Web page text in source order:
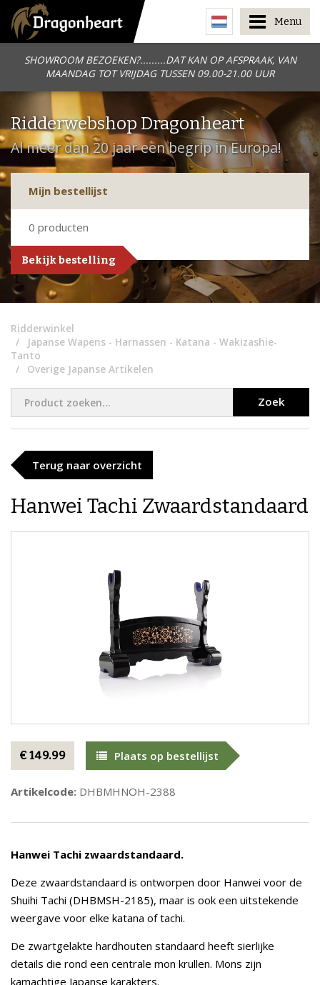
SHOWROOM BEZOEKEN?.........DAT KAN OP AFSPRAAK, VAN
MAANDAG TOT VRIJDAG TUSSEN 09.00-21.00 UUR
Menu
Ridderwebshop Dragonheart
Al meer dan 20 jaar een begrip in Europa!
Mijn bestellijst
0 producten
Bekijk bestelling
Ridderwinkel
Japanse Wapens - Harnassen - Katana - Wakizashie-
Tanto
Overige Japanse Artikelen
Zoek
Terug naar overzicht
Hanwei ​Tachi Zwaardstandaard
€ 149.99 Plaats op bestellijst
Artikelcode: DHBMHNOH-2388
Hanwei Tachi zwaardstandaard.
Deze zwaardstandaard is ontworpen door Hanwei voor de
Shuihi Tachi (DHBMSH-2185), maar is ook een uitstekende
weergave voor elke katana of tachi.
De zwartgelakte hardhouten standaard heeft sierlijke
details die rond een centrale mon krullen. Mons zijn
kamachtige Japanse karakters.